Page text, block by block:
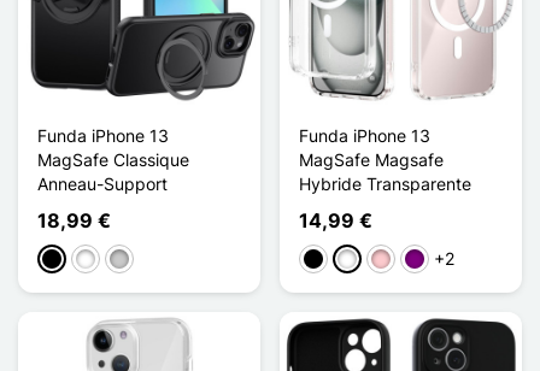
Funda iPhone 13
MagSafe Classique
Anneau-Support
18,99 €
NegroBlancoTransparente
Funda iPhone 13
MagSafe Magsafe
Hybride Transparente
14,99 €
NegroBlancoRosaPúrpura
+2